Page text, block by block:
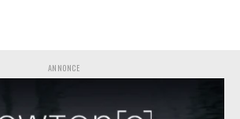
ANNONCE